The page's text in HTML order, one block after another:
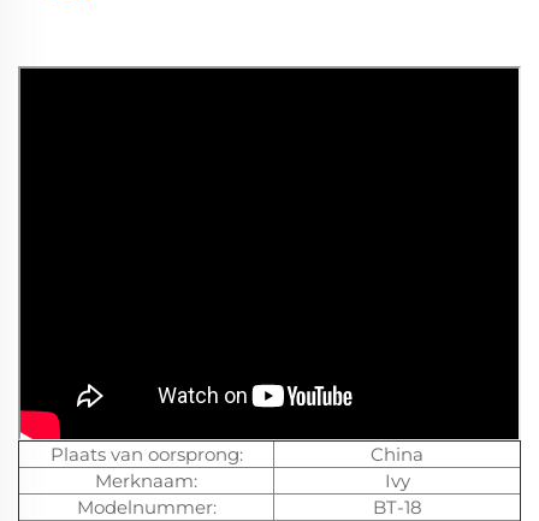
Plaats van oorsprong:
China
Merknaam:
Ivy
Modelnummer:
BT-18